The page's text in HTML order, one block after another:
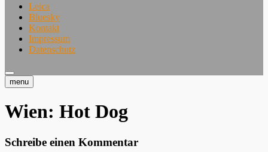
Leica
Bluesky
Kontakt
Impressum
Datenschutz
menu
Wien: Hot Dog
Schreibe einen Kommentar